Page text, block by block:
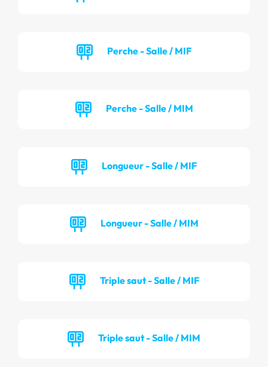
Perche - Salle / MIF
Perche - Salle / MIM
Longueur - Salle / MIF
Longueur - Salle / MIM
Triple saut - Salle / MIF
Triple saut - Salle / MIM